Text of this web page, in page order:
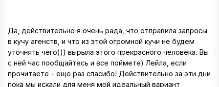
Да, действительно я очень рада, что отправила запросы
в кучу агенств, и что из этой огромной кучи не будем
уточнять чего))) вырыла этого прекрасного человека. Вы
с ней час пообщайтесь и все поймете) Лейла, если
прочитаете - еще раз спасибо! Действительно за эти дни
пока мы искали для меня мой идеальный вариант